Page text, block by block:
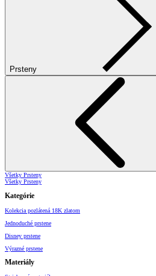
Prsteny
Všetky Prsteny
Všetky Prsteny
Kategórie
Kolekcia pozlátená 18K zlatom
Jednoduché prstene
Disney prstene
Výrazné prstene
Materiály